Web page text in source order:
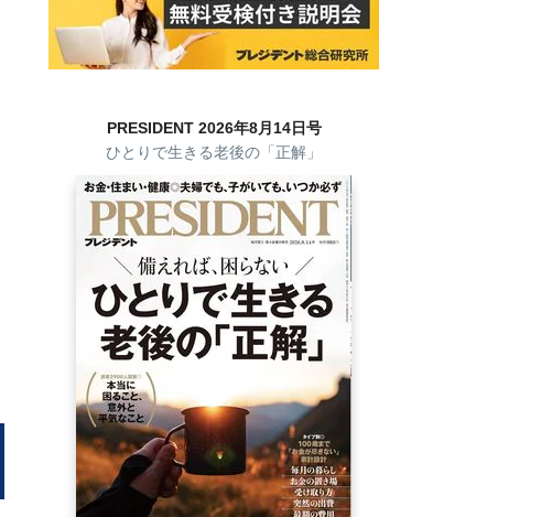
PRESIDENT 2026年8月14日号
ひとりで生きる老後の「正解」